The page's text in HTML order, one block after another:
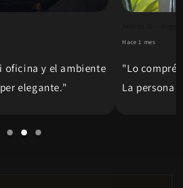
oficina y el ambiente
elegante."
Hace 1 mes
"Lo compré
La persona